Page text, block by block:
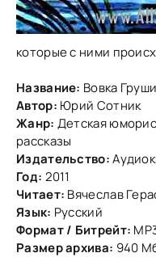
которые с ними
Название: Вовка
Автор: Юрий Сотник
Жанр: Детская
рассказы
Издательство:
Год: 2011
Читает: Вячеслав
Язык: Русский
Формат / Битрейт:
Размер архива: 940